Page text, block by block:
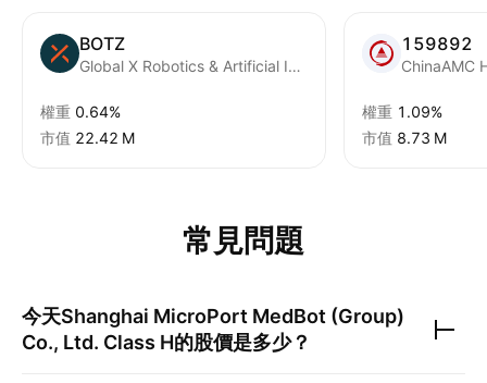
BOTZ
Global X Robotics & Artificial Intelligence ETF
權重 0.64%
市值 ‪22.42 M‬
159892
權重 1.09%
市值 ‪8.73 M‬
常見問題
今天Shanghai MicroPort MedBot (Group)
Co., Ltd. Class H的股價是多少？